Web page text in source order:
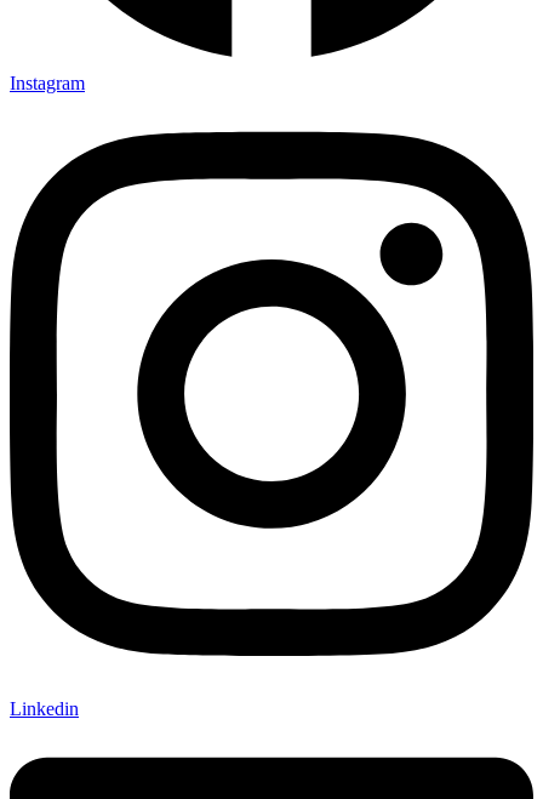
Instagram
Linkedin